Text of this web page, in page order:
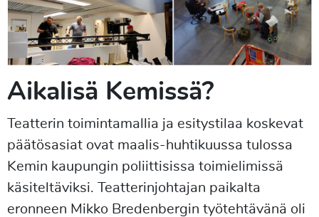
Aikalisä Kemissä?
Teatterin toimintamallia ja esitystilaa koskevat
päätösasiat ovat maalis-huhtikuussa tulossa
Kemin kaupungin poliittisissa toimielimissä
käsiteltäviksi. Teatterinjohtajan paikalta
eronneen Mikko Bredenbergin työtehtävänä oli